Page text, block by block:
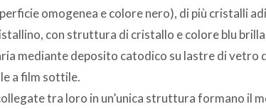
omogenea e colore nero), di più cristalli
con struttura di cristallo e colore blu
mediante deposito catodico su lastre di vetro
a film sottile.
tra loro in un’unica struttura formano il